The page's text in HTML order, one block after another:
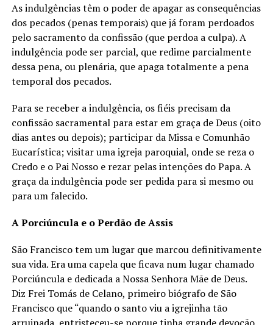
As indulgências têm o poder de apagar as consequências
dos pecados (penas temporais) que já foram perdoados
pelo sacramento da confissão (que perdoa a culpa). A
indulgência pode ser parcial, que redime parcialmente
dessa pena, ou plenária, que apaga totalmente a pena
temporal dos pecados.
Para se receber a indulgência, os fiéis precisam da
confissão sacramental para estar em graça de Deus (oito
dias antes ou depois); participar da Missa e Comunhão
Eucarística; visitar uma igreja paroquial, onde se reza o
Credo e o Pai Nosso e rezar pelas intenções do Papa. A
graça da indulgência pode ser pedida para si mesmo ou
para um falecido.
A Porciúncula e o Perdão de Assis
São Francisco tem um lugar que marcou definitivamente
sua vida. Era uma capela que ficava num lugar chamado
Porciúncula e dedicada a Nossa Senhora Mãe de Deus.
Diz Frei Tomás de Celano, primeiro biógrafo de São
Francisco que “quando o santo viu a igrejinha tão
arruinada, entristeceu-se porque tinha grande devoção